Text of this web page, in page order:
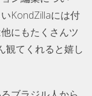
KondZillaには付
にもたくさんツ
観てくれると嬉し